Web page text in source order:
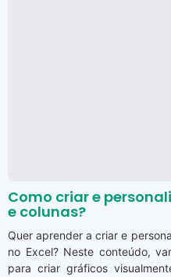
Como criar e
e colunas?
Quer aprender a criar e
no Excel? Neste conteúdo,
para criar gráficos